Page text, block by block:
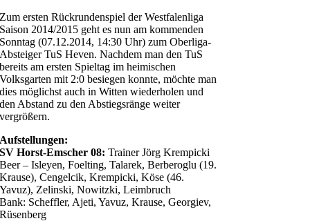
Zum ersten Rückrundenspiel der Westfalenliga
Saison 2014/2015 geht es nun am kommenden
Sonntag (07.12.2014, 14:30 Uhr) zum Oberliga-
Absteiger TuS Heven. Nachdem man den TuS
bereits am ersten Spieltag im heimischen
Volksgarten mit 2:0 besiegen konnte, möchte man
dies möglichst auch in Witten wiederholen und
den Abstand zu den Abstiegsränge weiter
vergrößern.
Aufstellungen:
SV Horst-Emscher 08: Trainer Jörg Krempicki
Beer – Isleyen, Foelting, Talarek, Berberoglu (19.
Krause), Cengelcik, Krempicki, Köse (46.
Yavuz), Zelinski, Nowitzki, Leimbruch
Bank: Scheffler, Ajeti, Yavuz, Krause, Georgiev,
Rüsenberg